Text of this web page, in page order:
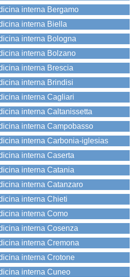
interna Bergamo
interna Biella
interna Bologna
interna Bolzano
interna Brescia
interna Brindisi
interna Cagliari
interna Caltanissetta
interna Campobasso
interna Carbonia-iglesias
interna Caserta
interna Catania
interna Catanzaro
interna Chieti
interna Como
interna Cosenza
interna Cremona
interna Crotone
interna Cuneo